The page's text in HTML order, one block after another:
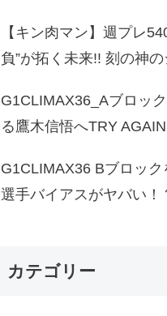
【キン肉マン】週プレ
負”が拓く未来!! 刻の神
G1CLIMAX36_Aブロッ
る鷹木信悟へTRY AGAIN
G1CLIMAX36 Bブロッ
選手バイアスがヤバい！
カテゴリー